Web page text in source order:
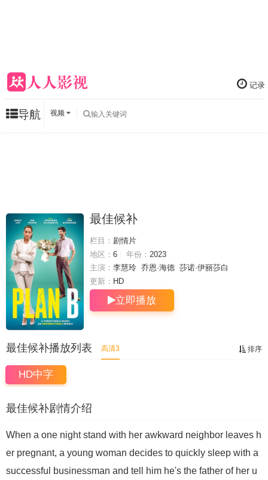
记录
导航 视频
最佳候补
栏目： 剧情片
地区： 6 年份： 2023
主演： 李慧玲 乔恩·海德 莎诺·伊丽莎白
更新： HD
立即播放
排序
最佳候补播放列表 高清3
HD中字
最佳候补剧情介绍
When a one night stand with her awkward neighbor leaves h
er pregnant, a young woman decides to quickly sleep with a
successful businessman and tell him he's the father of her u